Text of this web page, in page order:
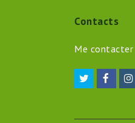
Contacts
Me contacter
Twitter